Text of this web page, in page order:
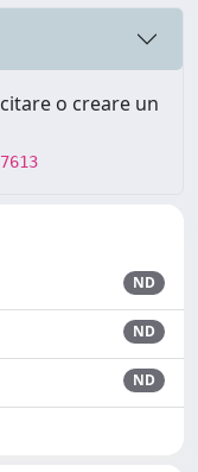
o creare un
ND
ND
ND